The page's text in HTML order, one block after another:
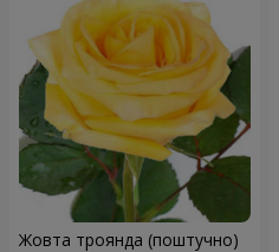
Жовта троянда (поштучно)